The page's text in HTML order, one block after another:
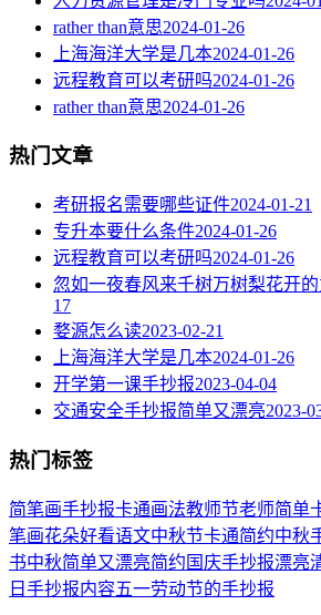
rather than意思2024-01-26
上海海洋大学是几本2024-01-26
远程教育可以考研吗2024-01-26
rather than意思2024-01-26
热门文章
考研报名需要哪些证件2024-01-21
专升本要什么条件2024-01-26
远程教育可以考研吗2024-01-26
忽如一夜春风来千树万树梨花开
17
婺源怎么读2023-02-21
上海海洋大学是几本2024-01-26
开学第一课手抄报2023-04-04
交通安全手抄报简单又漂亮2023-
热门标签
简笔画手抄报卡通画法教师节老师简单
笔画花朵好看语文中秋节卡通简约中秋
书中秋简单又漂亮简约 国庆手抄报漂亮
日 手抄报内容五一劳动节的手抄报